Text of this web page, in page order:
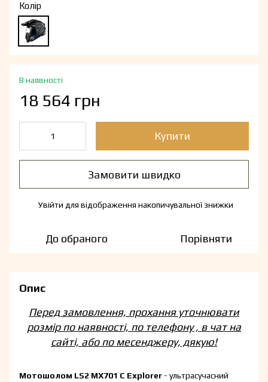
Колір
В наявності
18 564 грн
Купити
Замовити швидко
Увійти для відображення накопичувальної знижки
До обраного Порівняти
Опис
Перед замовлення, прохання уточнювати
розмір по наявності, по телефону , в чат на
сайті, або по месенджеру, дякую!
Мотошолом LS2 MX701 C Explorer - ультрасучасний